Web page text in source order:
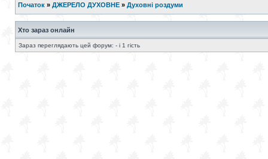
Початок » ДЖЕРЕЛО ДУХОВНЕ » Духовні роздуми
Хто зараз онлайн
Зараз переглядають цей форум: - і 1 гість